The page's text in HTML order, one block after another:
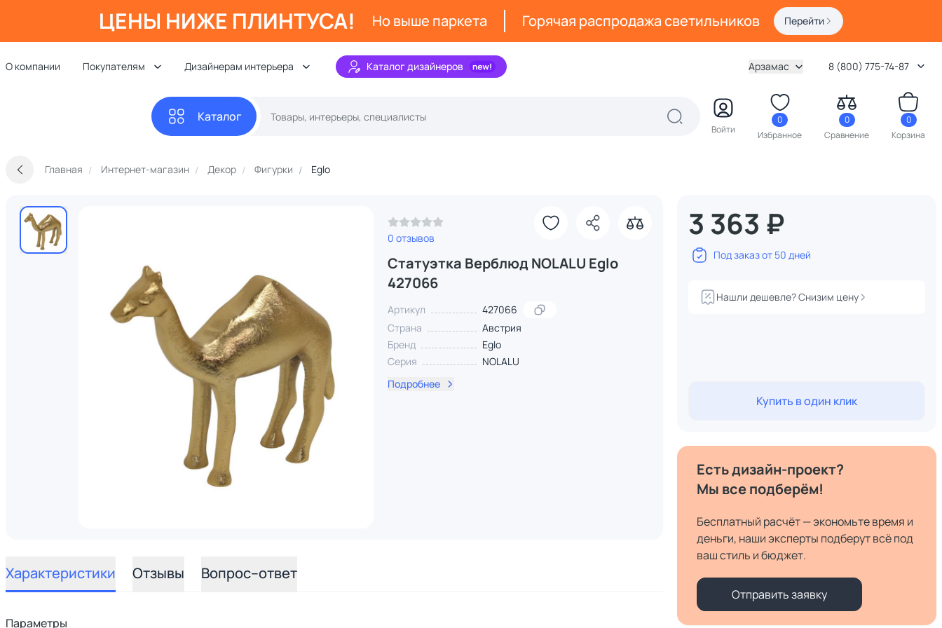
ЦЕНЫ НИЖЕ ПЛИНТУСА! Но выше паркета Горячая распродажа светильников Перейти
О компании Покупателям Дизайнерам интерьера Каталог дизайнеров Арзамас 8 (800) 775-74-87
Каталог
Войти
0
Избранное
0
Сравнение
0
Корзина
Главная Интернет-магазин Декор Фигурки Eglo
0 отзывов
Статуэтка Верблюд NOLALU Eglo
427066
Артикул
427066
Страна
Австрия
Бренд
Eglo
Серия
NOLALU
Подробнее
Характеристики Отзывы Вопрос–ответ
Параметры
3 363 ₽
Под заказ от 50 дней
Нашли дешевле? Снизим цену
Купить в один клик
Есть дизайн-проект?
Мы все подберём!
Бесплатный расчёт — экономьте время и
деньги, наши эксперты подберут всё под
ваш стиль и бюджет.
Отправить заявку